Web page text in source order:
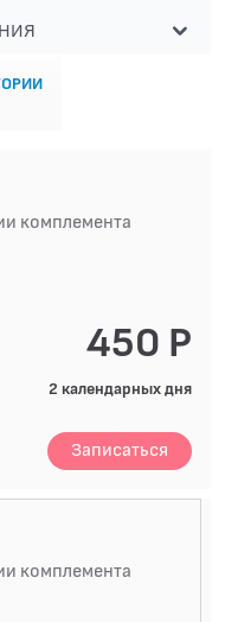
комплемента
450 Р
2 календарных дня
Записаться
комплемента